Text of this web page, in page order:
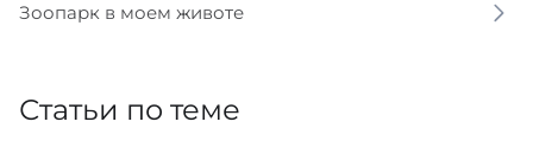
Зоопарк в моем животе
Статьи по теме